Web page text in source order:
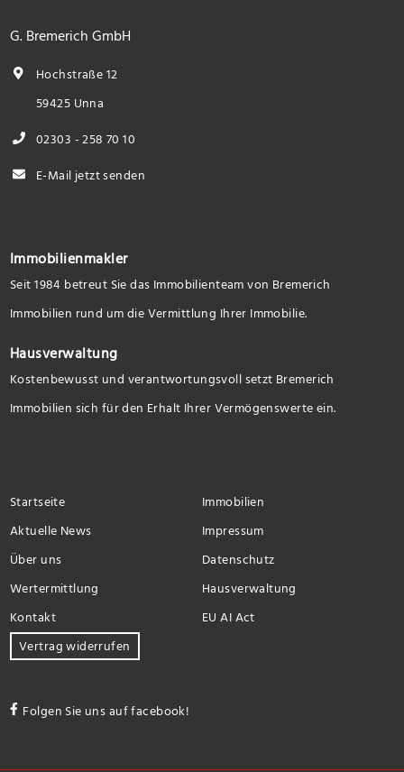
G. Bremerich GmbH
Hochstraße 12
59425 Unna
02303 - 258 70 10
E-Mail jetzt senden
Immobilienmakler
Seit 1984 betreut Sie das Immobilienteam von Bremerich
Immobilien rund um die Vermittlung Ihrer Immobilie.
Hausverwaltung
Kostenbewusst und verantwortungsvoll setzt Bremerich
Immobilien sich für den Erhalt Ihrer Vermögenswerte ein.
Startseite
Immobilien
Aktuelle News
Impressum
Über uns
Datenschutz
Wertermittlung
Hausverwaltung
Kontakt
EU AI Act
Vertrag widerrufen
Folgen Sie uns auf facebook!